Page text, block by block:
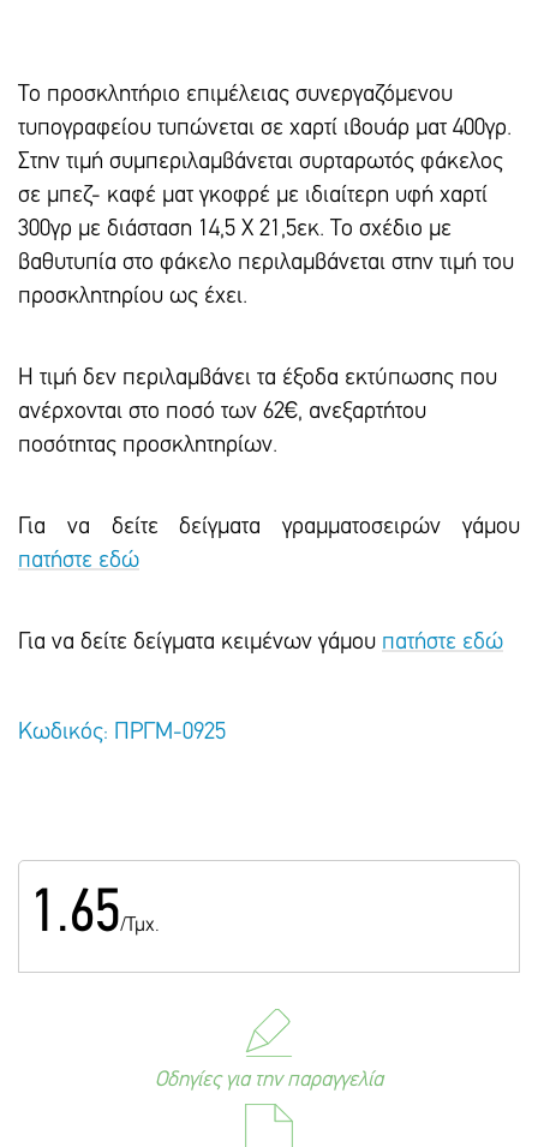
Το προσκλητήριο επιμέλειας συνεργαζόμενου
τυπογραφείου τυπώνεται σε χαρτί ιβουάρ ματ 400γρ.
Στην τιμή συμπεριλαμβάνεται συρταρωτός φάκελος
σε μπεζ- καφέ ματ γκοφρέ με ιδιαίτερη υφή χαρτί
300γρ με διάσταση 14,5 Χ 21,5εκ. Το σχέδιο με
βαθυτυπία στο φάκελο περιλαμβάνεται στην τιμή του
προσκλητηρίου ως έχει.
Η τιμή δεν περιλαμβάνει τα έξοδα εκτύπωσης που
ανέρχονται στο ποσό των 62€, ανεξαρτήτου
ποσότητας προσκλητηρίων.
Για να δείτε δείγματα γραμματοσειρών γάμου
πατήστε εδώ
Για να δείτε δείγματα κειμένων γάμου πατήστε εδώ
Κωδικός: ΠΡΓΜ-0925
1.65/Τμχ.
Οδηγίες για την παραγγελία